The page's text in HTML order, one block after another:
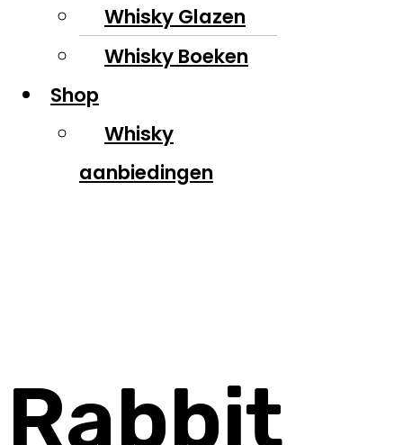
Whisky Glazen
Whisky Boeken
Shop
Whisky
aanbiedingen
Rabbit